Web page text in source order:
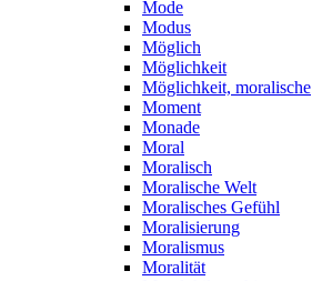
Mode
Modus
Möglich
Möglichkeit
Möglichkeit, moralische
Moment
Monade
Moral
Moralisch
Moralische Welt
Moralisches Gefühl
Moralisierung
Moralismus
Moralität